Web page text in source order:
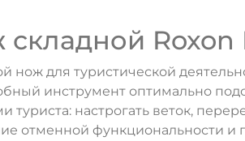
Roxon
нож для туристической
инструмент оптимально
туриста: настрогать веток,
отменной функциональности и